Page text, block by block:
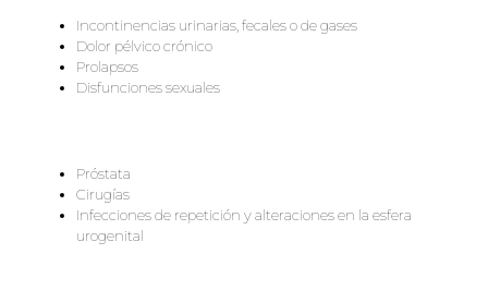
Incontinencias urinarias, fecales o de gases
Dolor pélvico crónico
Prolapsos
Disfunciones sexuales
Próstata
Cirugías
Infecciones de repetición y alteraciones en la esfera
urogenital